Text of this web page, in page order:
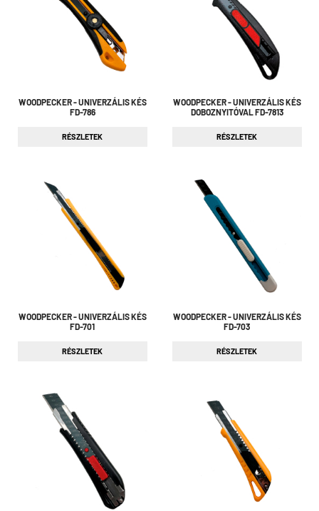
WOODPECKER - UNIVERZÁLIS KÉS
FD-786
RÉSZLETEK
WOODPECKER - UNIVERZÁLIS KÉS
DOBOZNYITÓVAL FD-7813
RÉSZLETEK
WOODPECKER - UNIVERZÁLIS KÉS
FD-701
RÉSZLETEK
WOODPECKER - UNIVERZÁLIS KÉS
FD-703
RÉSZLETEK